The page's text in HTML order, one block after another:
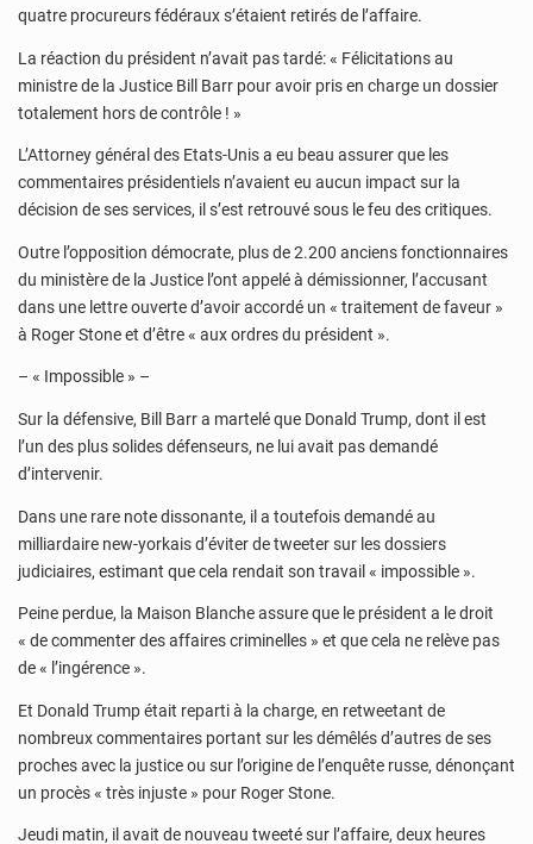
quatre procureurs fédéraux s’étaient retirés de l’affaire.
La réaction du président n’avait pas tardé: « Félicitations au
ministre de la Justice Bill Barr pour avoir pris en charge un dossier
totalement hors de contrôle ! »
L’Attorney général des Etats-Unis a eu beau assurer que les
commentaires présidentiels n’avaient eu aucun impact sur la
décision de ses services, il s’est retrouvé sous le feu des critiques.
Outre l’opposition démocrate, plus de 2.200 anciens fonctionnaires
du ministère de la Justice l’ont appelé à démissionner, l’accusant
dans une lettre ouverte d’avoir accordé un « traitement de faveur »
à Roger Stone et d’être « aux ordres du président ».
– « Impossible » –
Sur la défensive, Bill Barr a martelé que Donald Trump, dont il est
l’un des plus solides défenseurs, ne lui avait pas demandé
d’intervenir.
Dans une rare note dissonante, il a toutefois demandé au
milliardaire new-yorkais d’éviter de tweeter sur les dossiers
judiciaires, estimant que cela rendait son travail « impossible ».
Peine perdue, la Maison Blanche assure que le président a le droit
« de commenter des affaires criminelles » et que cela ne relève pas
de « l’ingérence ».
Et Donald Trump était reparti à la charge, en retweetant de
nombreux commentaires portant sur les démêlés d’autres de ses
proches avec la justice ou sur l’origine de l’enquête russe, dénonçant
un procès « très injuste » pour Roger Stone.
Jeudi matin, il avait de nouveau tweeté sur l’affaire, deux heures